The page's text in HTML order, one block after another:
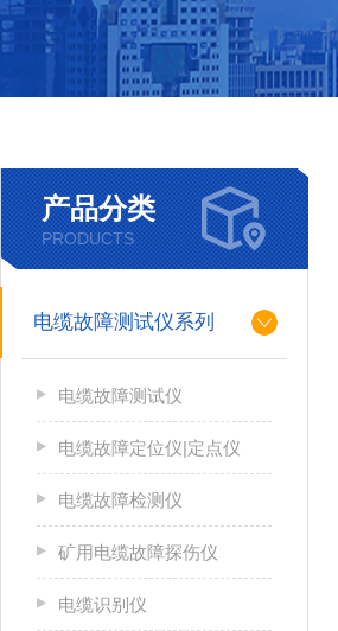
产品分类
PRODUCTS
电缆故障测试仪系列
电缆故障测试仪
电缆故障定位仪|定点仪
电缆故障检测仪
矿用电缆故障探伤仪
电缆识别仪